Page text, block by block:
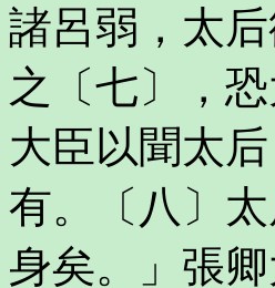
諸呂弱，太
之〔七〕，
大臣以聞太
有。〔八〕
身矣。」張